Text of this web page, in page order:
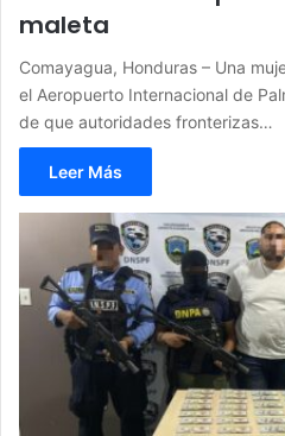
maleta
Comayagua, Honduras – Una
el Aeropuerto Internacional de
de que autoridades fronterizas…
Leer Más